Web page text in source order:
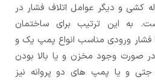
کشی و دیگر عوامل اتلاف فشار در
به این ترتیب برای ساختمان
فشار ورودی مناسب انواع پمپ یک و
صورت وجود مخزن و یا بالا بودن
جتی و یا پمپ های دو پروانه نیز